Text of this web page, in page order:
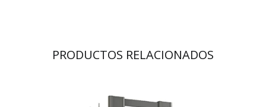
PRODUCTOS RELACIONADOS